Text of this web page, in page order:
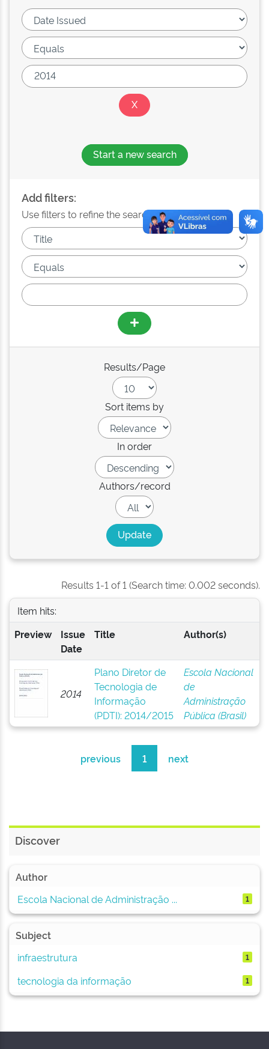
Start a new search
Add filters:
Use filters to refine the search results.
Results/Page
Sort items by
In order
Authors/record
Results 1-1 of 1 (Search time: 0.002 seconds).
Item hits:
Preview
Issue
Date
Title Author(s)
2014
Plano Diretor de
Tecnologia de
Informação
(PDTI): 2014/2015
Escola Nacional
de
Administração
Pública (Brasil)
previous 1 next
Discover
Author
Escola Nacional de Administração ...
1
Subject
infraestrutura
1
tecnologia da informação 1